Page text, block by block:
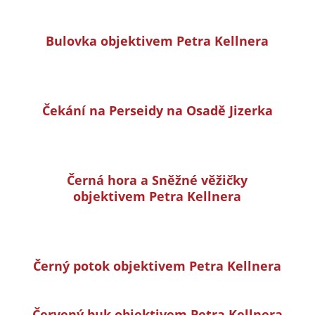
Bulovka objektivem Petra Kellnera
Čekání na Perseidy na Osadě Jizerka
Černá hora a Sněžné věžičky
objektivem Petra Kellnera
Černý potok objektivem Petra Kellnera